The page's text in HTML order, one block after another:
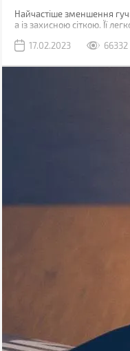
Найчастіше зменшення
а із захисною сіткою. Її
17.02.2023
66332